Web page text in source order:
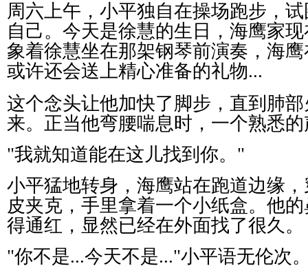
周六上午，小平独自在操场跑步，
自己。今天是徐慧的生日，海鹰家
象着徐慧坐在那架钢琴前演奏，海
或许还会送上精心准备的礼物...
这个念头让他加快了脚步，直到肺
来。正当他弯腰喘息时，一个熟悉
"我就知道能在这儿找到你。 "
小平猛地转身，海鹰站在跑道边缘
皮夹克，手里拿着一个小纸盒。他
得通红，显然已经在外面找了很久。
"你不是...今天不是..."小平语无伦次